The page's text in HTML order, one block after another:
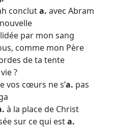
concluta. avec Abram
nouvelle
par mon sang
comme mon Père
de ta tente
?
vos cœurs ne s’a. pas
à la place de Christ
sur ce qui esta.